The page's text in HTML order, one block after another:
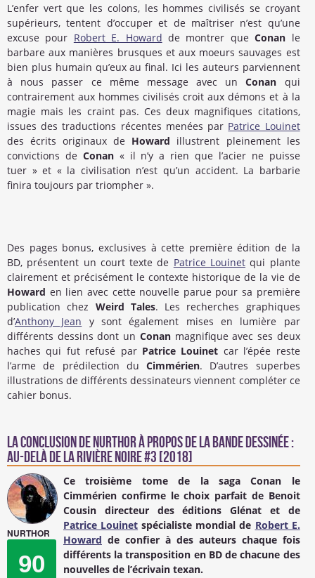
L’enfer vert que les colons, les hommes civilisés se croyant
supérieurs, tentent d’occuper et de maîtriser n’est qu’une
excuse pour Robert E. Howard de montrer queConan le
barbare aux manières brusques et aux moeurs sauvages est
bien plus humain qu’eux au final. Ici les auteurs parviennent
à nous passer ce même message avec unConan qui
contrairement aux hommes civilisés croit aux démons et à la
magie mais les craint pas. Ces deux magnifiques citations,
issues des traductions récentes menées par Patrice Louinet
des écrits originaux de Howard illustrent pleinement les
convictions de Conan « il n’y a rien que l’acier ne puisse
tuer » et « la civilisation n’est qu’un accident. La barbarie
finira toujours par triompher ».
Des pages bonus, exclusives à cette première édition de la
BD, présentent un court texte de Patrice Louinet qui plante
clairement et précisément le contexte historique de la vie de
Howard en lien avec cette nouvelle parue pour sa première
publication chez Weird Tales. Les recherches graphiques
d’Anthony Jean y sont également mises en lumière par
différents dessins dont un Conan magnifique avec ses deux
haches qui fut refusé par Patrice Louinet car l’épée reste
l’arme de prédilection duCimmérien. D’autres superbes
illustrations de différents dessinateurs viennent compléter ce
cahier bonus.
La conclusion de NURTHORà propos de la Bande Dessinée :
Au-delà de la rivière noire #3 [2018]
NURTHOR
90
Ce troisième tome de la sagaConan le
Cimmérien confirme le choix parfait de Benoit
Cousin directeur des éditionsGlénat et de
Patrice Louinet spécialiste mondial de Robert E.
Howard de confier à des auteurs chaque fois
différents la transposition en BD de chacune des
nouvelles de l’écrivain texan.